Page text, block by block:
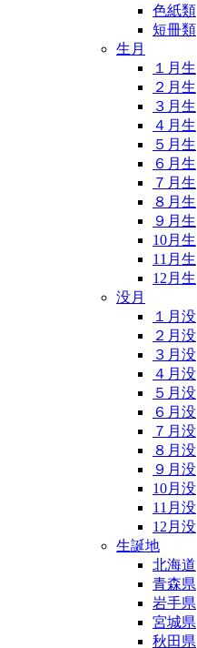
色紙類
短冊類
生月
１月生
２月生
３月生
４月生
５月生
６月生
７月生
８月生
９月生
10月生
11月生
12月生
没月
１月没
２月没
３月没
４月没
５月没
６月没
７月没
８月没
９月没
10月没
11月没
12月没
生誕地
北海道
青森県
岩手県
宮城県
秋田県